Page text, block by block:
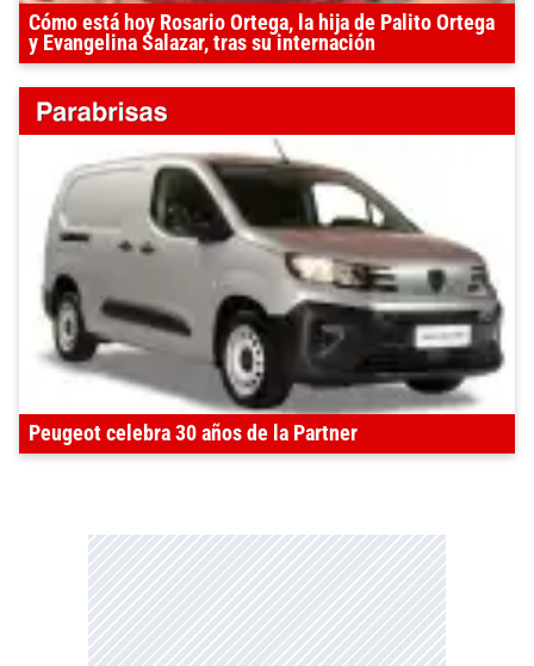
Cómo está hoy Rosario Ortega, la hija de Palito Ortega
y Evangelina Salazar, tras su internación
Peugeot celebra 30 años de la Partner